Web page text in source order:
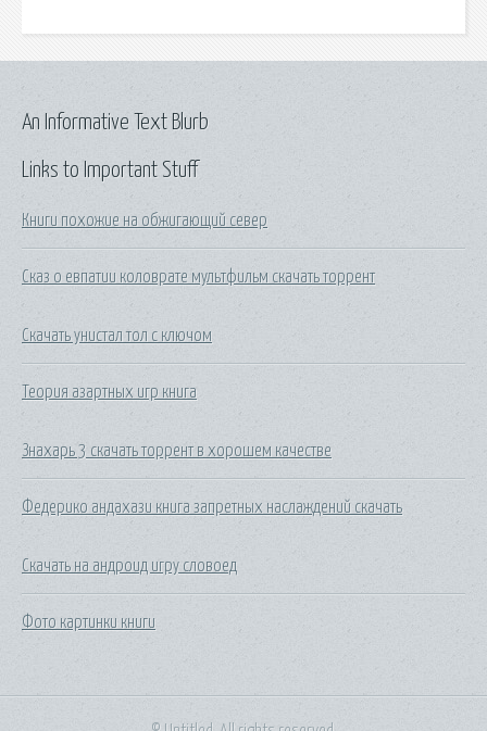
Links to Important Stuff
Книги похожие на обжигающий север
Сказ о евпатии коловрате мультфильм скачать торрент
Скачать унистал тол с ключом
Теория азартных игр книга
Знахарь 3 скачать торрент в хорошем качестве
Федерико андахази книга запретных наслаждений скачать
Скачать на андроид игру словоед
Фото картинки книги
An Informative Text Blurb